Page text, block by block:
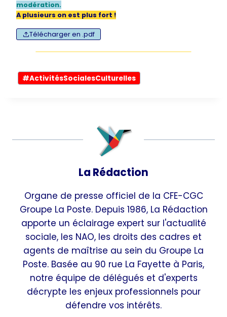
modération.
A plusieurs on est plus fort !
Télécharger en .pdf
Étiquettes
de
#ActivitésSocialesCulturelles
La Rédaction
Organe de presse officiel de la CFE-CGC
Groupe La Poste. Depuis 1986, La Rédaction
apporte un éclairage expert sur l'actualité
sociale, les NAO, les droits des cadres et
agents de maîtrise au sein du Groupe La
Poste. Basée au 90 rue La Fayette à Paris,
notre équipe de délégués et d'experts
décrypte les enjeux professionnels pour
défendre vos intérêts.